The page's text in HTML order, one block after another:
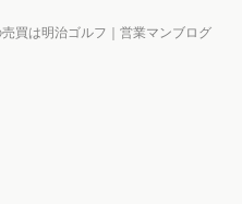
買は明治ゴルフ｜営業マンブログ